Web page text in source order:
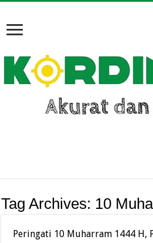
Tag Archives: 10
Peringati 10 Muharram 1444 H,